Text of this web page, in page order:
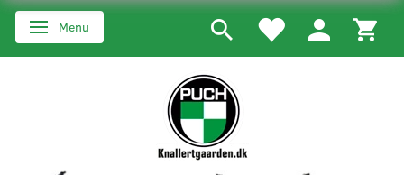
Skifte navigation
Menu